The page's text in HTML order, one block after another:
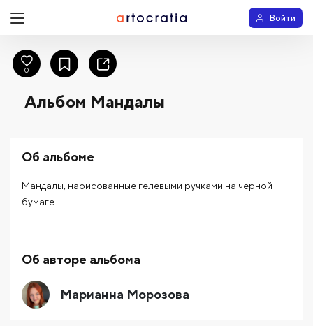
Войти
Альбом Мандалы
Об альбоме
Мандалы, нарисованные гелевыми ручками на черной
бумаге
Об авторе альбома
Марианна Морозова
0